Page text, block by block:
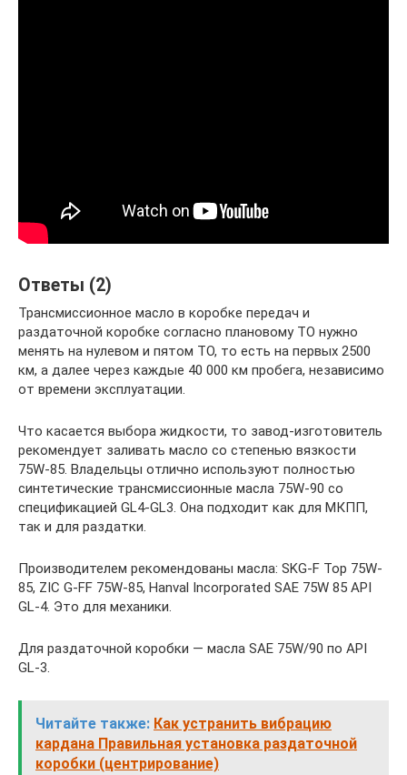
Ответы (2)
Трансмиссионное масло в коробке передач и
раздаточной коробке согласно плановому ТО нужно
менять на нулевом и пятом ТО, то есть на первых 2500
км, а далее через каждые 40 000 км пробега, независимо
от времени эксплуатации.
Что касается выбора жидкости, то завод-изготовитель
рекомендует заливать масло со степенью вязкости
75W-85. Владельцы отлично используют полностью
синтетические трансмиссионные масла 75W-90 со
спецификацией GL4-GL3. Она подходит как для МКПП,
так и для раздатки.
Производителем рекомендованы масла: SKG-F Top 75W-
85, ZIC G-FF 75W-85, Hanval Incorporated SAE 75W 85 API
GL-4. Это для механики.
Для раздаточной коробки — масла SAE 75W/90 по API
GL-3.
Читайте также: Как устранить вибрацию
кардана Правильная установка раздаточной
коробки (центрирование)